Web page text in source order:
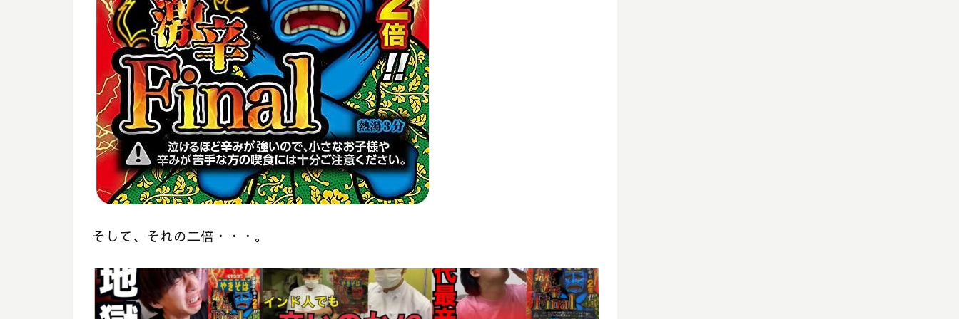
そして、それの二倍・・・。